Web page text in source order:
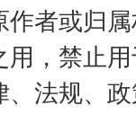
者或归
，禁止
法规、